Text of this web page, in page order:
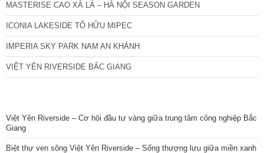
MASTERISE CAO XÀ LÁ – HÀ NỘI SEASON GARDEN
ICONIA LAKESIDE TỐ HỮU MIPEC
IMPERIA SKY PARK NAM AN KHÁNH
VIỆT YÊN RIVERSIDE BẮC GIANG
Việt Yên Riverside – Cơ hội đầu tư vàng giữa trung tâm công nghiệp Bắc
Giang
Biệt thự ven sông Việt Yên Riverside – Sống thượng lưu giữa miền xanh